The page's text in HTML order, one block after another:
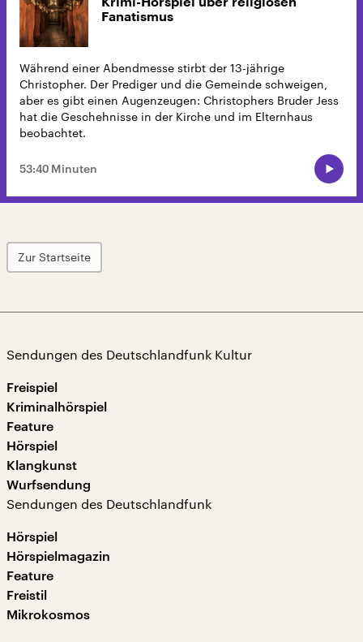
Fanatismus
Während einer Abendmesse stirbt der 13-jährige
Christopher. Der Prediger und die Gemeinde schweigen,
aber es gibt einen Augenzeugen: Christophers Bruder Jess
hat die Geschehnisse in der Kirche und im Elternhaus
beobachtet.
53:40 Minuten
Zur Startseite
Sendungen des Deutschlandfunk Kultur
Freispiel
Kriminalhörspiel
Feature
Hörspiel
Klangkunst
Wurfsendung
Sendungen des Deutschlandfunk
Hörspiel
Hörspielmagazin
Feature
Freistil
Mikrokosmos